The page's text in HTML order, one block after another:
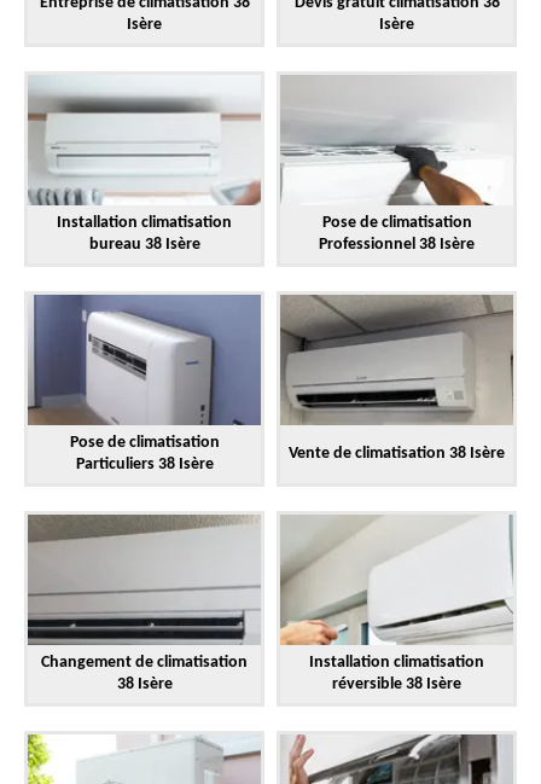
Isère
Isère
Installation climatisation
bureau 38 Isère
Pose de climatisation
Professionnel 38 Isère
Pose de climatisation
Particuliers 38 Isère
Vente de climatisation 38 Isère
Changement de climatisation
38 Isère
Installation climatisation
réversible 38 Isère